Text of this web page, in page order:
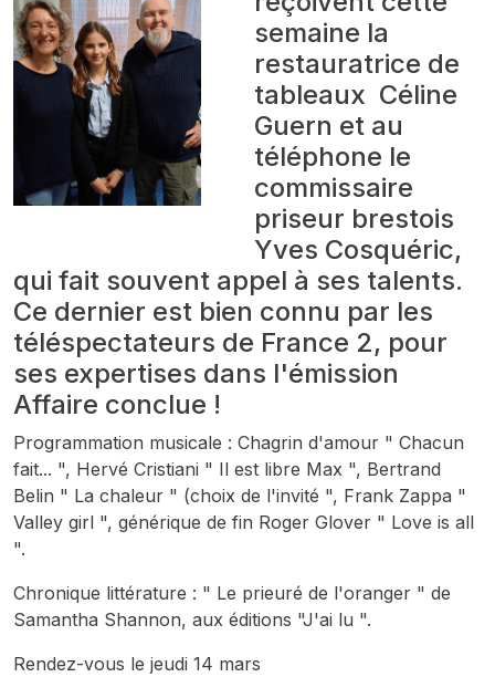
semaine la
restauratrice de
tableaux Céline
Guern et au
téléphone le
commissaire
priseur brestois
Yves Cosquéric,
qui fait souvent appel à ses talents.
Ce dernier est bien connu par les
téléspectateurs de France 2, pour
ses expertises dans l'émission
Affaire conclue !
Programmation musicale : Chagrin d'amour " Chacun
fait... ", Hervé Cristiani " Il est libre Max ", Bertrand
Belin " La chaleur " (choix de l'invité ", Frank Zappa "
Valley girl ", générique de fin Roger Glover " Love is all
".
Chronique littérature : " Le prieuré de l'oranger " de
Samantha Shannon, aux éditions "J'ai lu ".
Rendez-vous le jeudi 14 mars